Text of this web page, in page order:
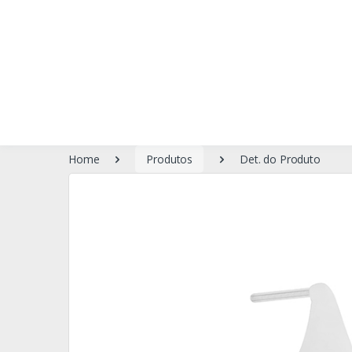
Home Produtos Det. do Produto